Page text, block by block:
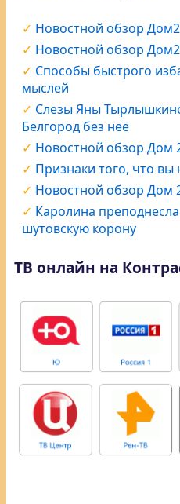
Новостной обзор Дом2
Новостной обзор Дом2
Способы быстрого
мыслей
Слезы Яны
Белгород без неё
Новостной обзор Дом
Признаки того, что вы
Новостной обзор Дом
Каролина
шутовскую корону
ТВ онлайн на